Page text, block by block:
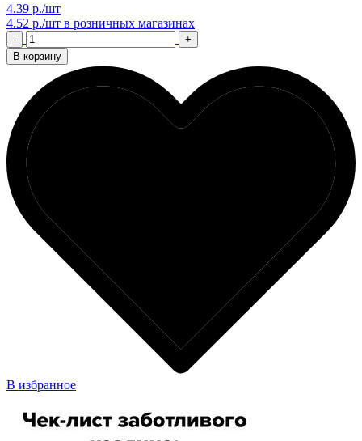
4.39 р./шт
4.52 р./шт в розничных магазинах
-
+
В корзину
В избранное